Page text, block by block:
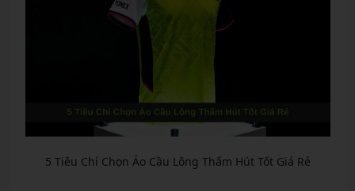
5 Tiêu Chí Chọn Áo Cầu Lông Thấm Hút Tốt Giá Rẻ